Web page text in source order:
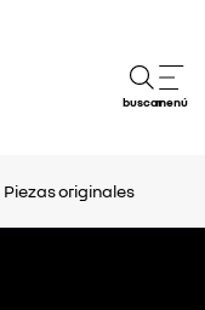
buscarmenú
Piezas originales